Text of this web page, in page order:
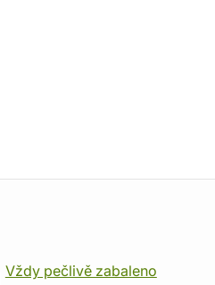
Vždy pečlivě zabaleno